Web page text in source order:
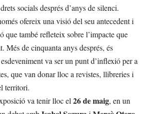
socials després d’anys de silenci.
ofereix una visió del seu antecedent i
que també refleteix sobre l’impacte que
Més de cinquanta anys després, és
va ser un punt d’inflexió per a
que van donar lloc a revistes, llibreries i
territori.
va tenir lloc el 26 de maig, en un